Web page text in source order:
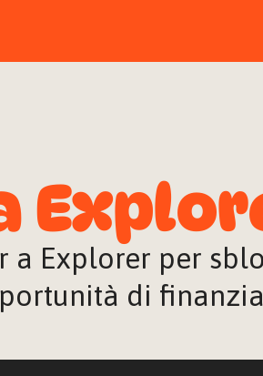
a Explorer per
di